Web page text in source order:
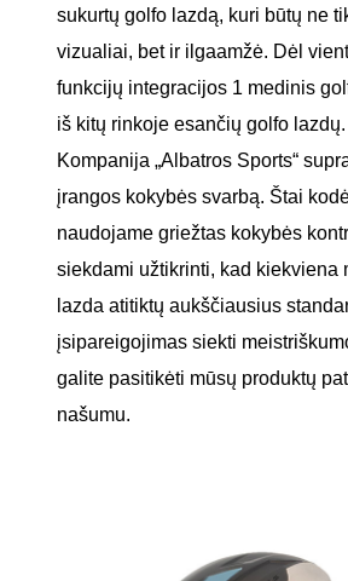
sukurtų golfo lazdą, kuri būtų ne
vizualiai, bet ir ilgaamžė. Dėl
funkcijų integracijos 1 medinis
iš kitų rinkoje esančių golfo lazdų.
Kompanija „Albatros Sports“
įrangos kokybės svarbą. Štai
naudojame griežtas kokybės
siekdami užtikrinti, kad kiekviena
lazda atitiktų aukščiausius
įsipareigojimas siekti
galite pasitikėti mūsų produktų
našumu.